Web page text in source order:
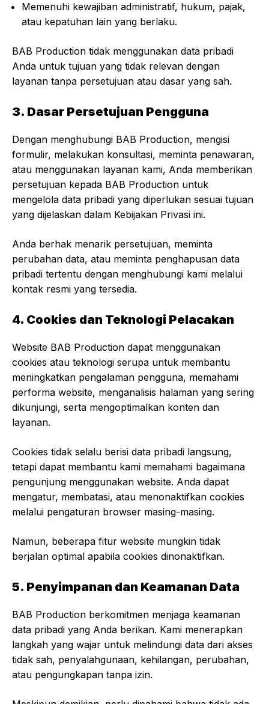
Memenuhi kewajiban administratif, hukum, pajak,
atau kepatuhan lain yang berlaku.
BAB Production tidak menggunakan data pribadi
Anda untuk tujuan yang tidak relevan dengan
layanan tanpa persetujuan atau dasar yang sah.
3. Dasar Persetujuan Pengguna
Dengan menghubungi BAB Production, mengisi
formulir, melakukan konsultasi, meminta penawaran,
atau menggunakan layanan kami, Anda memberikan
persetujuan kepada BAB Production untuk
mengelola data pribadi yang diperlukan sesuai tujuan
yang dijelaskan dalam Kebijakan Privasi ini.
Anda berhak menarik persetujuan, meminta
perubahan data, atau meminta penghapusan data
pribadi tertentu dengan menghubungi kami melalui
kontak resmi yang tersedia.
4. Cookies dan Teknologi Pelacakan
Website BAB Production dapat menggunakan
cookies atau teknologi serupa untuk membantu
meningkatkan pengalaman pengguna, memahami
performa website, menganalisis halaman yang sering
dikunjungi, serta mengoptimalkan konten dan
layanan.
Cookies tidak selalu berisi data pribadi langsung,
tetapi dapat membantu kami memahami bagaimana
pengunjung menggunakan website. Anda dapat
mengatur, membatasi, atau menonaktifkan cookies
melalui pengaturan browser masing-masing.
Namun, beberapa fitur website mungkin tidak
berjalan optimal apabila cookies dinonaktifkan.
5. Penyimpanan dan Keamanan Data
BAB Production berkomitmen menjaga keamanan
data pribadi yang Anda berikan. Kami menerapkan
langkah yang wajar untuk melindungi data dari akses
tidak sah, penyalahgunaan, kehilangan, perubahan,
atau pengungkapan tanpa izin.